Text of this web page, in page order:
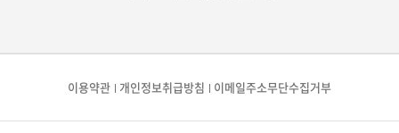
이용약관 개인정보취급방침 이메일주소무단수집거부